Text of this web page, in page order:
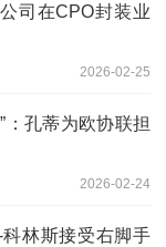
司在CPO封装业
2026-02-25
：孔蒂为欧协联担
2026-02-24
林斯接受右脚手